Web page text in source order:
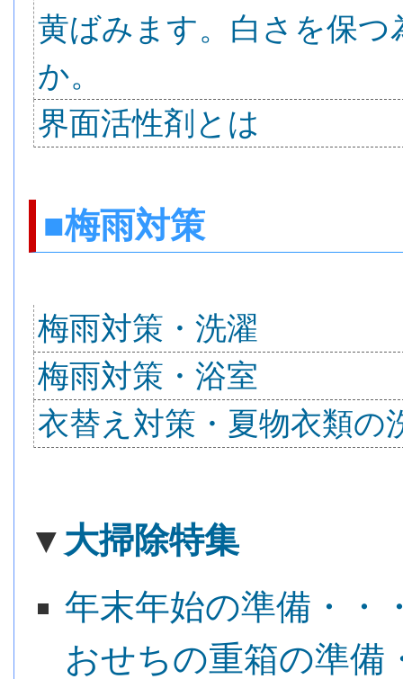
黄ばみます。白さを保
か。
界面活性剤とは
■梅雨対策
梅雨対策・洗濯
梅雨対策・浴室
衣替え対策・夏物衣類の
▼ 大掃除特集
年末年始の準備・・
おせちの重箱の準備